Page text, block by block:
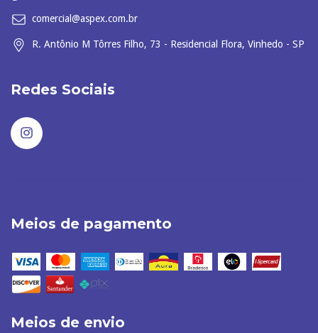
comercial@aspex.com.br
R. Antônio M Tôrres Filho, 73 - Residencial Flora, Vinhedo - SP
Redes Sociais
Meios de pagamento
Meios de envio